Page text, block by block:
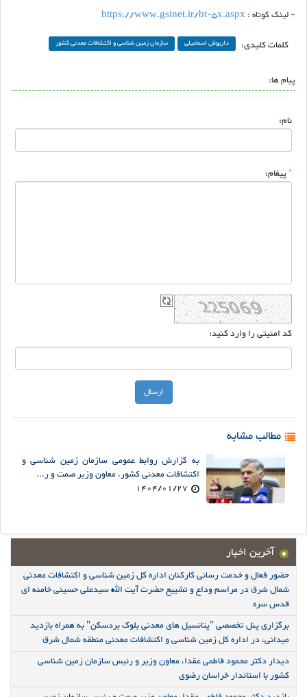
- لینک کوتاه : https://www.gsinet.ir/bt-5x.aspx
کلمات کلیدی:
داریوش اسماعیلی سازمان زمین شناسی و اکتشافات معدنی کشور
پیام ها:
نام:
*پیغام:
کد امنیتی را وارد کنید:
مطالب مشابه
به گزارش روابط عمومی سازمان زمین شناسی و
اکتشافات معدنی کشور، معاون وزیر صمت و ر...
1404/01/27
آخرین اخبار
حضور فعال و خدمت رسانی کارکنان اداره کل زمین شناسی و اکتشافات معدنی
شمال شرق در مراسم وداع و تشییع حضرت آیت الله سیدعلی حسینی خامنه ای
قدس سره
برگزاری پنل تخصصی "پتانسیل های معدنی بلوک بردسکن" به همراه بازدید
میدانی، در اداره کل زمین شناسی و اکتشافات معدنی منطقه شمال شرق
دیدار دکتر محمود فاطمی عقدا، معاون وزیر و رئیس سازمان زمین شناسی
کشور با استاندار خراسان رضوی